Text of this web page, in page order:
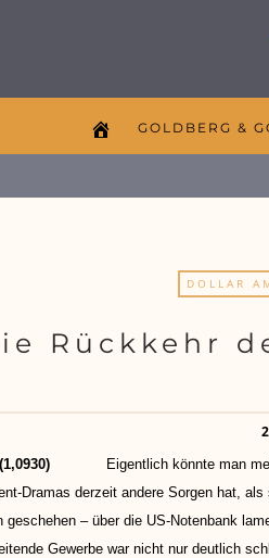
GOLDBERG &
DOLLAR
Rückkehr
Eigentlich könnte man
Dramas derzeit andere Sorgen hat,
geschehen – über die US-Notenbank
Gewerbe war nicht nur deutlich